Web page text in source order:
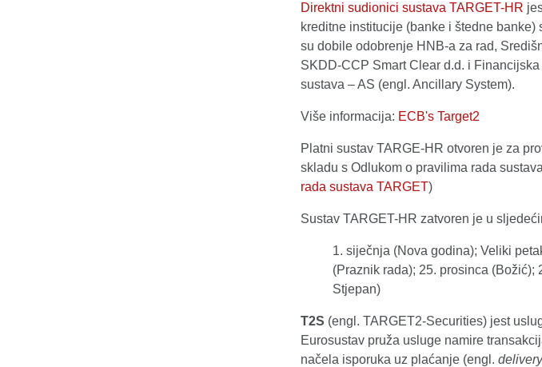
Direktni sudionici sustava TARGET-HR
kreditne institucije (banke i štedne
su dobile odobrenje HNB-a za rad,
SKDD-CCP Smart Clear d.d. i
sustava – AS (engl. Ancillary System).
Više informacija: ECB's Target2
Platni sustav TARGE-HR otvoren je za
skladu s Odlukom o pravilima rada
rada sustava TARGET)
Sustav TARGET-HR zatvoren je u
1. siječnja (Nova godina); Veliki
(Praznik rada); 25. prosinca
Stjepan)
T2S (engl. TARGET2-Securities) jest
Eurosustav pruža usluge namire
načela isporuka uz plaćanje (engl.